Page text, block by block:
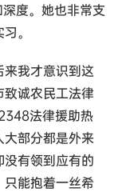
度。她也非常支
。
我才意识到这
致诚农民工法律
法律援助热
部分都是外来
有领到应有的
能抱着一丝希